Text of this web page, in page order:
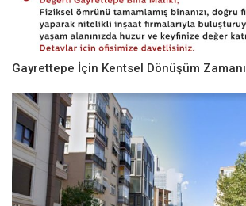
Gayrettepe İçin Kentsel Dönüşüm Zamanı